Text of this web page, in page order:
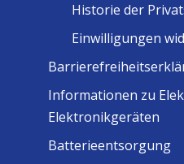
Historie der
Einwilligungen
Informationen zu
Elektronikgeräten
Batterieentsorgung